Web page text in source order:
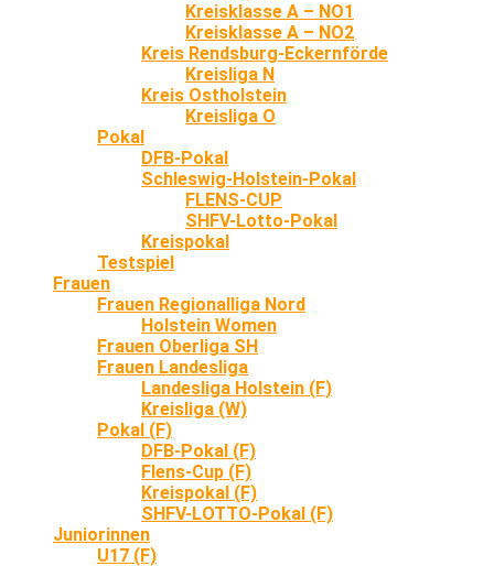
Kreisklasse A – NO1
Kreisklasse A – NO2
Kreis Rendsburg-Eckernförde
Kreisliga N
Kreis Ostholstein
Kreisliga O
Pokal
DFB-Pokal
Schleswig-Holstein-Pokal
FLENS-CUP
SHFV-Lotto-Pokal
Kreispokal
Testspiel
Frauen
Frauen Regionalliga Nord
Holstein Women
Frauen Oberliga SH
Frauen Landesliga
Landesliga Holstein (F)
Kreisliga (W)
Pokal (F)
DFB-Pokal (F)
Flens-Cup (F)
Kreispokal (F)
SHFV-LOTTO-Pokal (F)
Juniorinnen
U17 (F)